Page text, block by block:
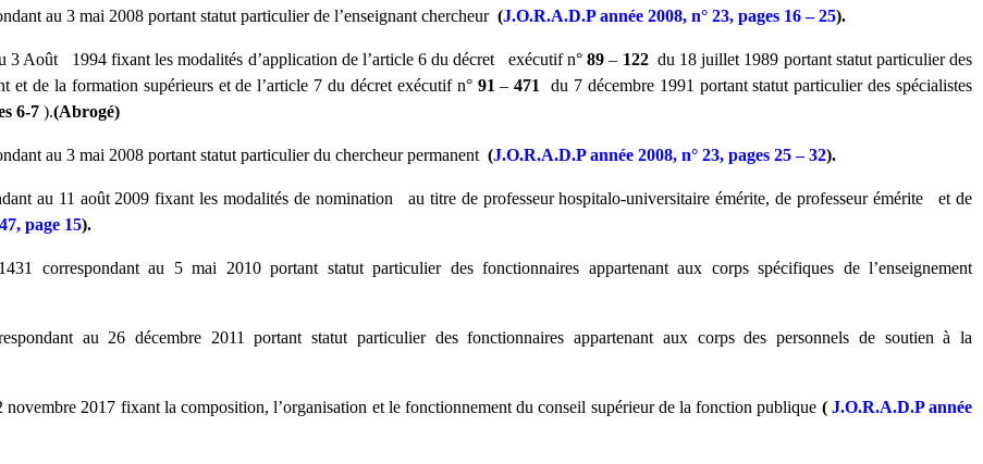
au 3 mai 2008 portant statut particulier de l’enseignant chercheur (J.O.R.A.D.P année 2008, n° 23, pages 16 – 25).
3 Août 1994 fixant les modalités d’application de l’article 6 du décret exécutif n°89 – 122du 18 juillet 1989 portant statut particulier des
et de la formation supérieurs et de l’article 7 du décret exécutif n° 91 –471
du 7 décembre 1991 portant statut particulier des spécialistes
6-7 ).(Abrogé)
au 3 mai 2008 portant statut particulier du chercheur permanent (J.O.R.A.D.P année 2008, n° 23, pages 25 – 32).
au 11 août 2009 fixant les modalités de nomination au titre de professeur hospitalo-universitaire émérite, de professeur émérite
et de
page 15).
correspondant au 5 mai 2010 portant statut particulier des fonctionnaires appartenant aux corps spécifiques de l’enseignement
au 26 décembre 2011 portant statut particulier des fonctionnaires appartenant aux corps des personnels de soutien à la
2017 fixant la composition, l’organisation et le fonctionnement du conseil supérieur de la fonction publique ( J.O.R.A.D.P année